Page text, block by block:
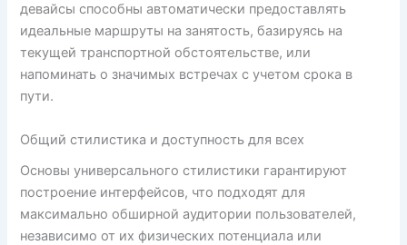
девайсы способны автоматически предоставлять
идеальные маршруты на занятость, базируясь на
текущей транспортной обстоятельстве, или
напоминать о значимых встречах с учетом срока в
пути.
Общий стилистика и доступность для всех
Основы универсального стилистики гарантируют
построение интерфейсов, что подходят для
максимально обширной аудитории пользователей,
независимо от их физических потенциала или